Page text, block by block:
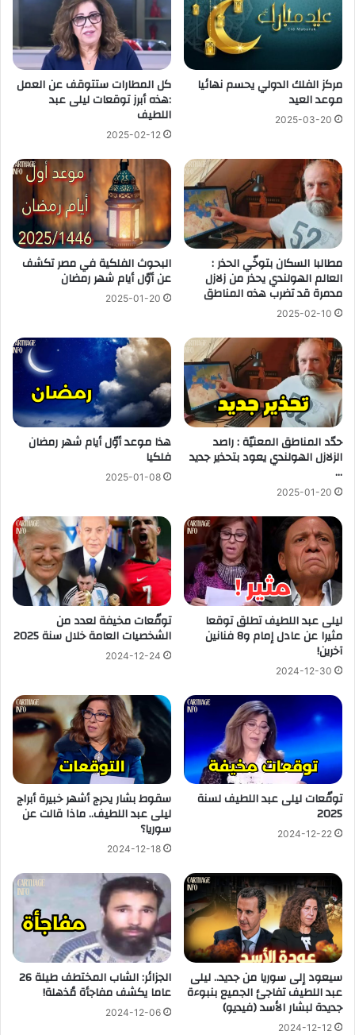
مركز الفلك الدولي يحسم نهائيا
موعد العيد
2025-03-20
‎كل المطارات ستتوقف عن العمل
:هذه أبرز توقعات ليلى عبد
اللطيف
2025-02-12
مطالبا السكان بتوخّي الحذر :
العالم الهولندي يحذر من زلازل
مدمرة قد تضرب هذه المناطق
2025-02-10
البحوث الفلكية في مصر تكشف
عن أوّل أيام شهر رمضان
2025-01-20
حدّد المناطق المعنيّة : راصد
الزلازل الهولندي يعود بتحذير جديد
…
2025-01-20
هذا موعد أوّل أيام شهر رمضان
فلكيا
2025-01-08
ليلى عبد اللطيف تطلق توقعا
مثيرا عن عادل إمام و8 فنانين
آخرين!
2024-12-30
توقّعات مخيفة لعدد من
الشخصيات العامة خلال سنة 2025
2024-12-24
توقّعات ليلى عبد اللطيف لسنة
2025
2024-12-22
سقوط بشار يحرج أشهر خبيرة أبراج
ليلى عبد اللطيف.. ماذا قالت عن
سوريا؟
2024-12-18
سيعود إلى سوريا من جديد.. ليلى
عبد اللطيف تفاجئ الجميع بنبوءة
جديدة لبشار الأسد (فيديو)
2024-12-12
الجزائر: الشاب المختطف طيلة 26
عاما يكشف مفاجأة مُذهلة!
2024-12-06